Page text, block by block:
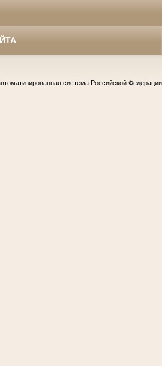
система Российской